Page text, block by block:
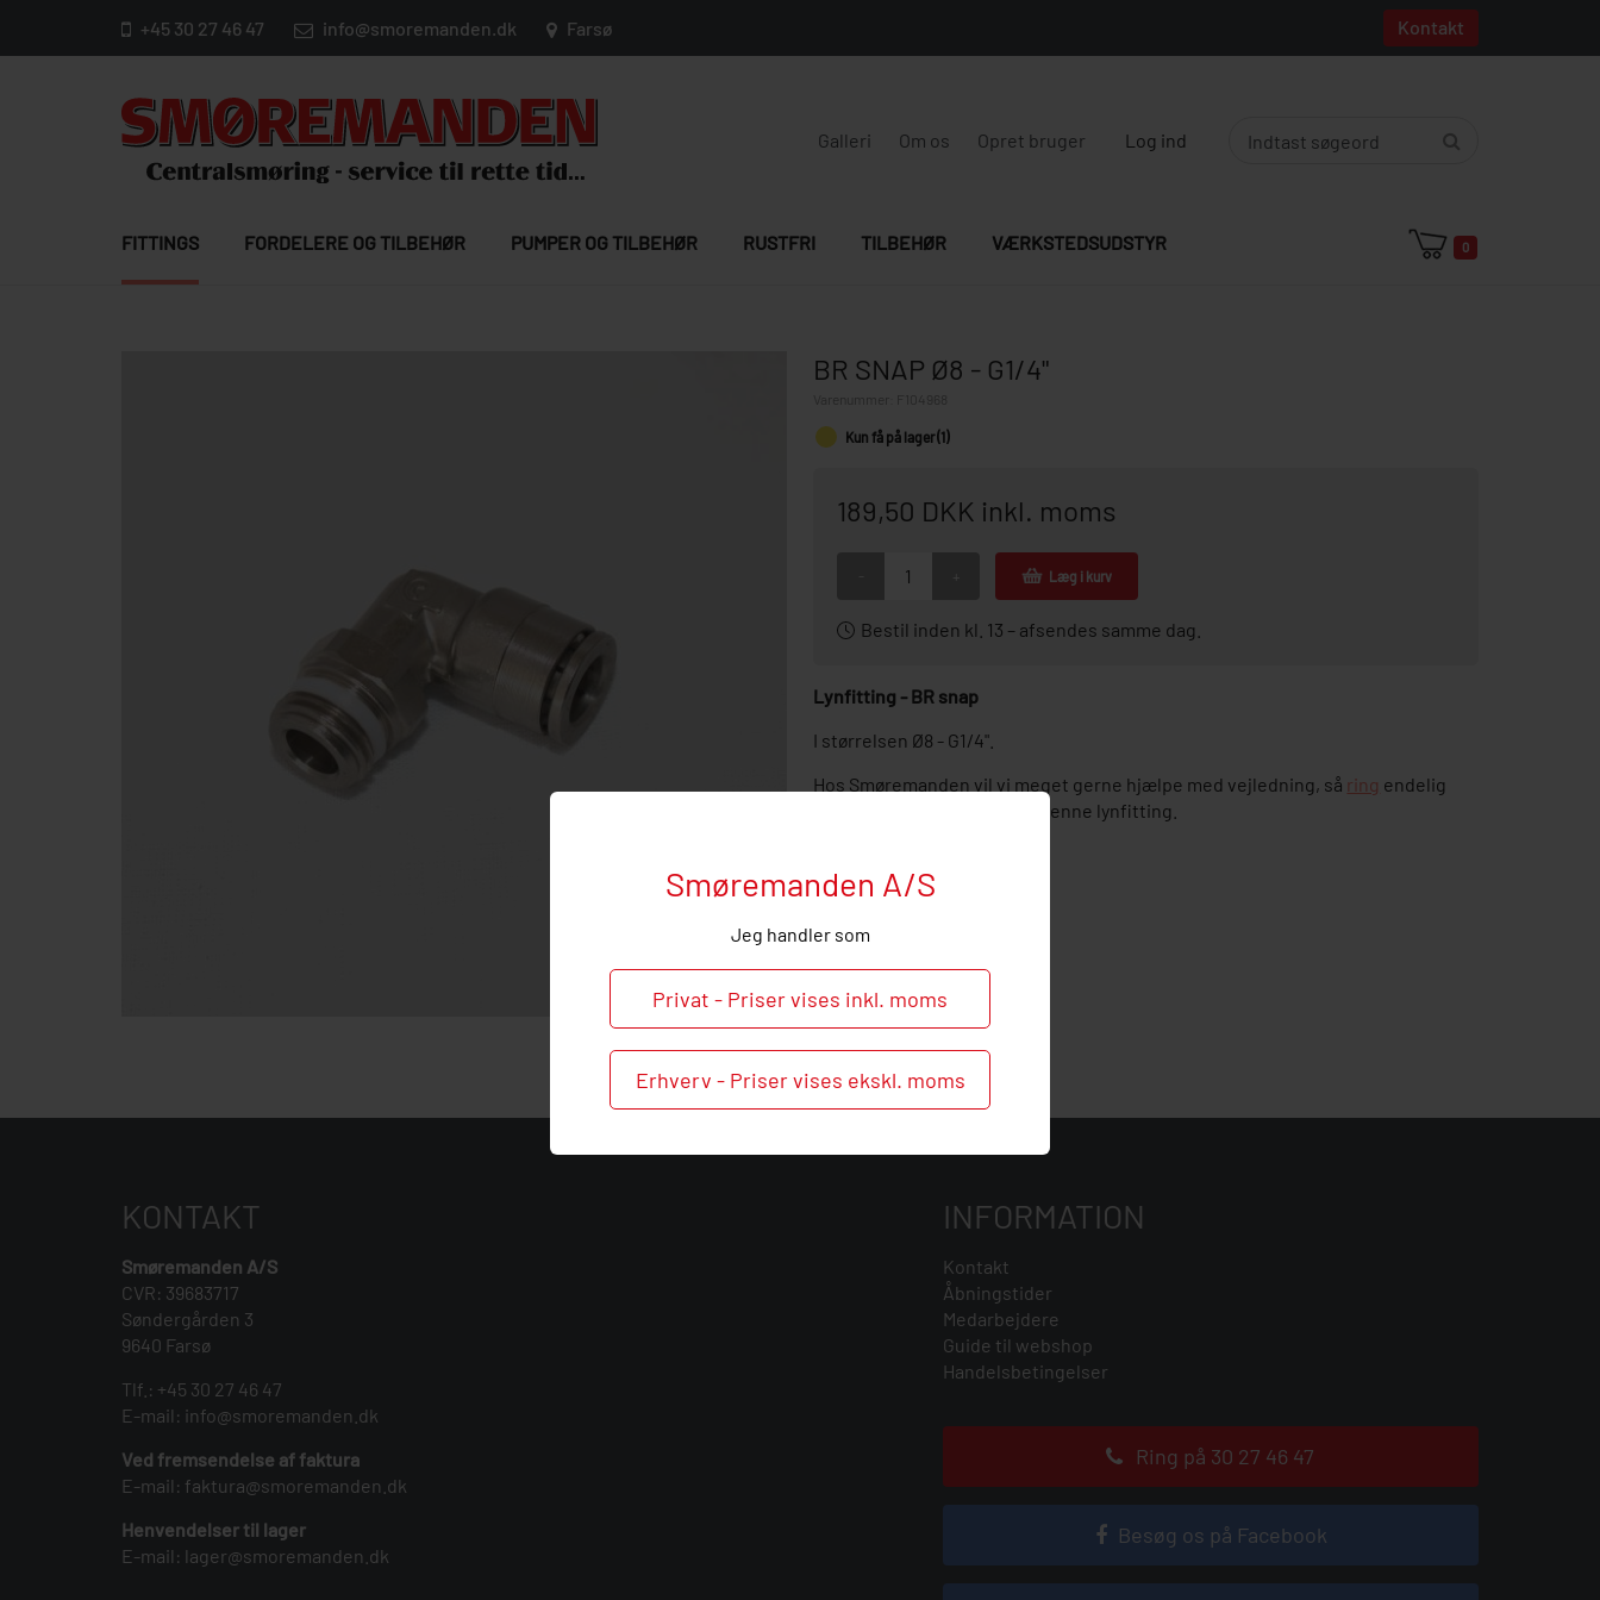
Smøremanden A/S
Jeg handler som
Privat - Priser vises inkl. moms
Erhverv - Priser vises ekskl. moms
+45 30 27 46 47 info@smoremanden.dk Farsø Kontakt
Galleri Om os Opret bruger Log ind
FITTINGS FORDELERE OG TILBEHØR PUMPER OG TILBEHØR RUSTFRI TILBEHØR VÆRKSTEDSUDSTYR 0
BR SNAP Ø8 - G1/4"
F104968
Kun få på lager (1)
189,50 DKK inkl. moms
Læg i kurv
Bestil inden kl. 13 – afsendes samme dag.
Lynfitting - BR snap
I størrelsen Ø8 - G1/4".
Hos Smøremanden vil vi meget gerne hjælpe med vejledning, så ring endelig
ved behov og spørgsmål til denne lynfitting.
KONTAKT
Smøremanden A/S
CVR: 39683717
Søndergården 3
9640 Farsø
Tlf.: +45 30 27 46 47
E-mail: info@smoremanden.dk
Ved fremsendelse af faktura
E-mail: faktura@smoremanden.dk
Henvendelser til lager
E-mail: lager@smoremanden.dk
INFORMATION
Kontakt
Åbningstider
Medarbejdere
Guide til webshop
Handelsbetingelser
Ring på 30 27 46 47
Besøg os på Facebook